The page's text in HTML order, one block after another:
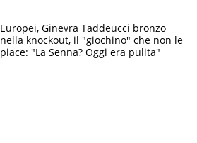
Europei, Ginevra Taddeucci bronzo
nella knockout, il "giochino" che non le
piace: "La Senna? Oggi era pulita"